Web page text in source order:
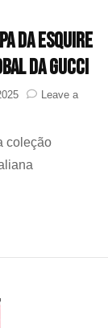
da Esquire
da Gucci
Leave a
coleção